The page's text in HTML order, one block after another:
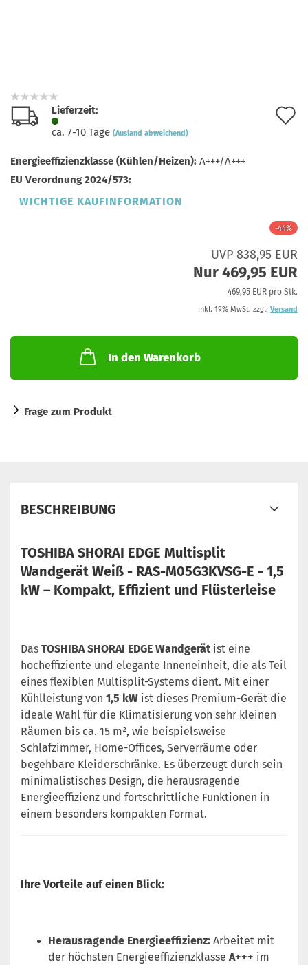
Lieferzeit:
ca. 7-10 Tage (Ausland abweichend)
Energieeffizienzklasse (Kühlen/Heizen): A+++/A+++
EU Verordnung 2024/573:
WICHTIGE KAUFINFORMATION
-44%
UVP 838,95 EUR
Nur 469,95 EUR
469,95 EUR pro Stk.
inkl. 19% MwSt. zzgl. Versand
In den Warenkorb
Frage zum Produkt
BESCHREIBUNG
TOSHIBA SHORAI EDGE Multisplit
Wandgerät Weiß - RAS-M05G3KVSG-E - 1,5
kW – Kompakt, Effizient und Flüsterleise
Das TOSHIBA SHORAI EDGE Wandgerät ist eine
hocheffiziente und elegante Inneneinheit, die als Teil
eines flexiblen Multisplit-Systems dient. Mit einer
Kühlleistung von 1,5 kW ist dieses Premium-Gerät die
ideale Wahl für die Klimatisierung von sehr kleinen
Räumen bis ca. 15 m², wie beispielsweise
Schlafzimmer, Home-Offices, Serverräume oder
begehbare Kleiderschränke. Es überzeugt durch sein
minimalistisches Design, die herausragende
Energieeffizienz und fortschrittliche Funktionen in
einem besonders kompakten Format.
Ihre Vorteile auf einen Blick:
Herausragende Energieeffizienz: Arbeitet mit
der höchsten Energieeffizienzklasse A+++ im